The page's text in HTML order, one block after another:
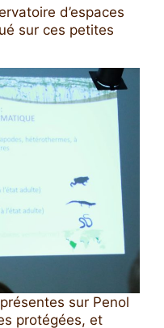
d’espaces
sur ces petites
sur Penol
protégées, et